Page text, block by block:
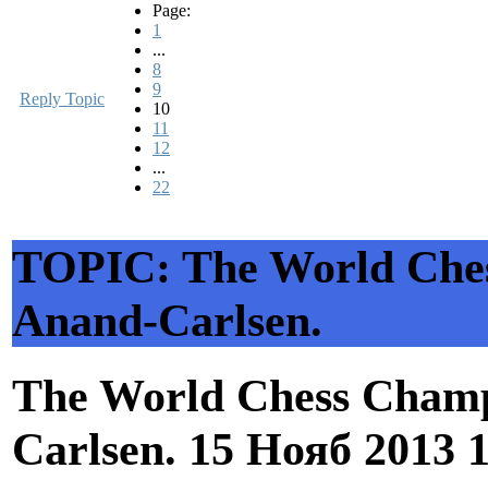
Reply Topic
Page:
1
...
8
9
10
11
12
...
22
TOPIC: The World
Anand-Carlsen.
The World Chess
Carlsen. 15 Нояб 2013